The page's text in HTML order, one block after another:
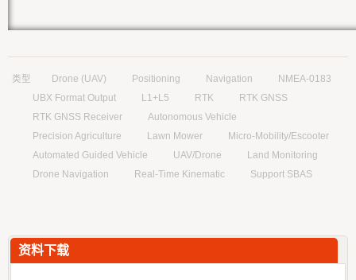
类型 Drone (UAV) Positioning Navigation
NMEA-0183
UBX Format Output
L1+L5 RTK
RTK GNSS
RTK GNSS Receiver
Autonomous Vehicle
Precision Agriculture
Lawn Mower
Micro-Mobility/Escooter
Automated Guided Vehicle
UAV/Drone
Land Monitoring
Drone Navigation
Real-Time Kinematic Support SBAS
资料下载